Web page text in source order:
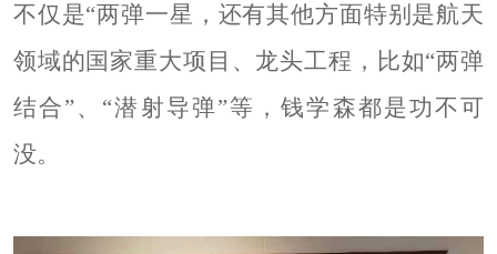
不仅是“两弹一星，还有其他方面特别是航天
领域的国家重大项目、龙头工程，比如“两弹
结合”、“潜射导弹”等，钱学森都是功不可
没。